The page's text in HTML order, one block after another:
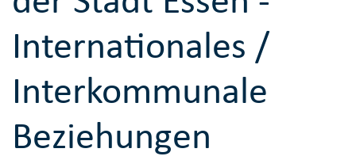
Internationales /
Interkommunale
Beziehungen